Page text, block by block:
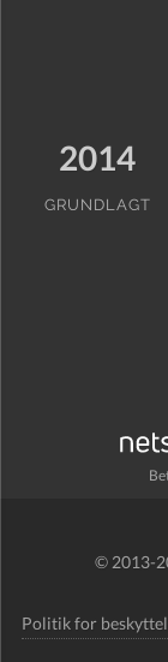
2014
GRUNDLAGT
© 2013-
Politik for